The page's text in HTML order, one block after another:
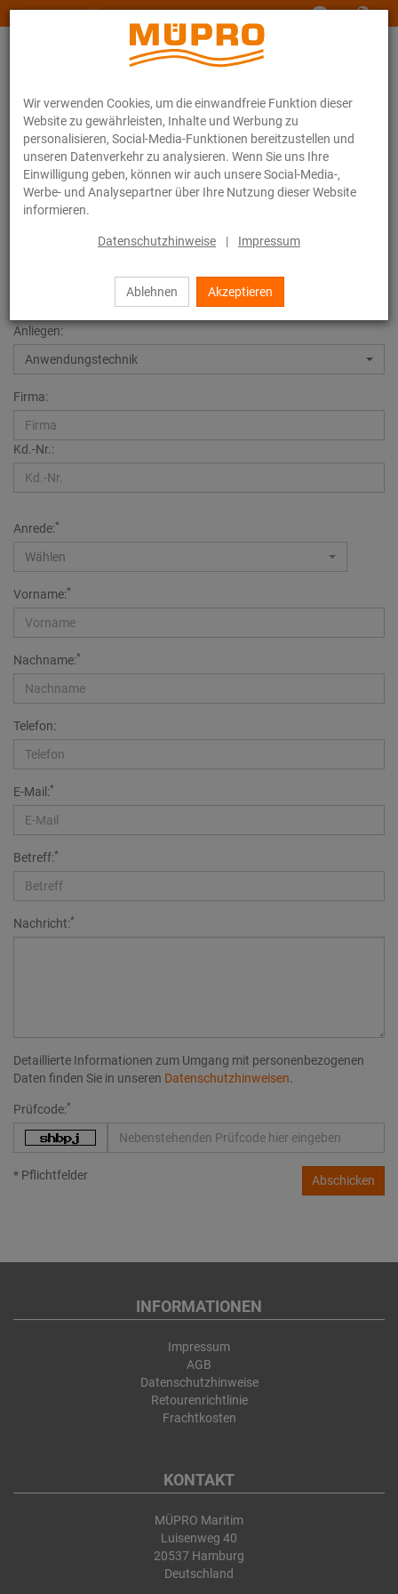
Wir verwenden Cookies, um die einwandfreie Funktion dieser
Website zu gewährleisten, Inhalte und Werbung zu
personalisieren, Social-Media-Funktionen bereitzustellen und
unseren Datenverkehr zu analysieren. Wenn Sie uns Ihre
Einwilligung geben, können wir auch unsere Social-Media-,
Werbe- und Analysepartner über Ihre Nutzung dieser Website
informieren.
Datenschutzhinweise | Impressum
Ablehnen Akzeptieren
www.muepro-maritim.com
Kontakt
Kontakt
Anliegen:
Anwendungstechnik
Firma:
Kd.-Nr.:
Anrede:*
Wählen
Vorname:*
Nachname:*
Telefon:
E-Mail:*
Betreff:*
Nachricht:*
Detaillierte Informationen zum Umgang mit personenbezogenen
Daten finden Sie in unseren Datenschutzhinweisen.
Prüfcode:*
* Pflichtfelder Abschicken
INFORMATIONEN
Impressum
AGB
Datenschutzhinweise
Retourenrichtlinie
Frachtkosten
KONTAKT
MÜPRO Maritim
Luisenweg 40
20537 Hamburg
Deutschland